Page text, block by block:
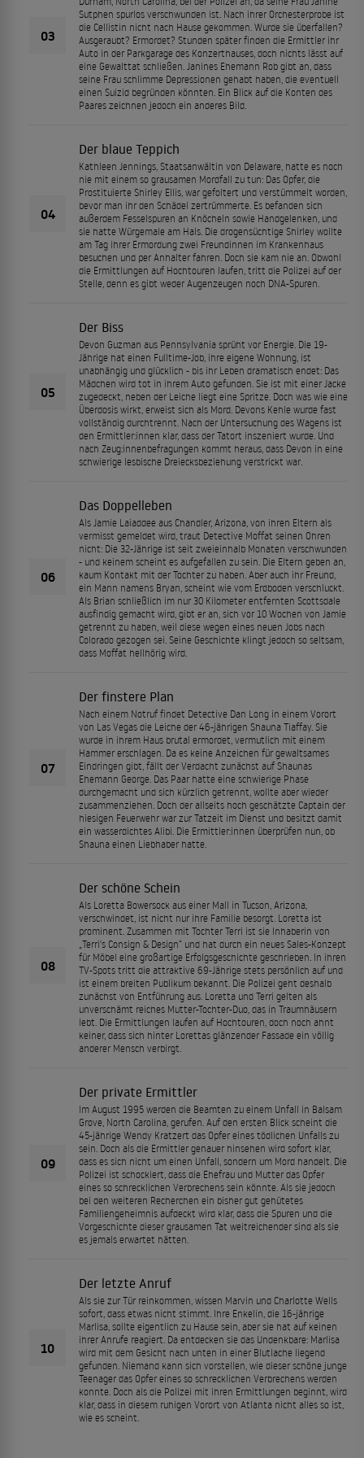
03
Sutphen spurlos verschwunden ist. Nach ihrer Orchesterprobe ist
die Cellistin nicht nach Hause gekommen. Wurde sie überfallen?
Ausgeraubt? Ermordet? Stunden später finden die Ermittler ihr
Auto in der Parkgarage des Konzerthauses, doch nichts lässt auf
eine Gewalttat schließen. Janines Ehemann Rob gibt an, dass
seine Frau schlimme Depressionen gehabt haben, die eventuell
einen Suizid begründen könnten. Ein Blick auf die Konten des
Paares zeichnen jedoch ein anderes Bild.
04
Der blaue Teppich
Kathleen Jennings, Staatsanwältin von Delaware, hatte es noch
nie mit einem so grausamen Mordfall zu tun: Das Opfer, die
Prostituierte Shirley Ellis, war gefoltert und verstümmelt worden,
bevor man ihr den Schädel zertrümmerte. Es befanden sich
außerdem Fesselspuren an Knöcheln sowie Handgelenken, und
sie hatte Würgemale am Hals. Die drogensüchtige Shirley wollte
am Tag ihrer Ermordung zwei Freundinnen im Krankenhaus
besuchen und per Anhalter fahren. Doch sie kam nie an. Obwohl
die Ermittlungen auf Hochtouren laufen, tritt die Polizei auf der
Stelle, denn es gibt weder Augenzeugen noch DNA-Spuren.
05
Der Biss
Devon Guzman aus Pennsylvania sprüht vor Energie. Die 19-
Jährige hat einen Fulltime-Job, ihre eigene Wohnung, ist
unabhängig und glücklich - bis ihr Leben dramatisch endet: Das
Mädchen wird tot in ihrem Auto gefunden. Sie ist mit einer Jacke
zugedeckt, neben der Leiche liegt eine Spritze. Doch was wie eine
Überdosis wirkt, erweist sich als Mord. Devons Kehle wurde fast
vollständig durchtrennt. Nach der Untersuchung des Wagens ist
den Ermittler:innen klar, dass der Tatort inszeniert wurde. Und
nach Zeug:innenbefragungen kommt heraus, dass Devon in eine
schwierige lesbische Dreiecksbeziehung verstrickt war.
06
Das Doppelleben
Als Jamie Laiaddee aus Chandler, Arizona, von ihren Eltern als
vermisst gemeldet wird, traut Detective Moffat seinen Ohren
nicht: Die 32-Jährige ist seit zweieinhalb Monaten verschwunden
- und keinem scheint es aufgefallen zu sein. Die Eltern geben an,
kaum Kontakt mit der Tochter zu haben. Aber auch ihr Freund,
ein Mann namens Bryan, scheint wie vom Erdboden verschluckt.
Als Brian schließlich im nur 30 Kilometer entfernten Scottsdale
ausfindig gemacht wird, gibt er an, sich vor 10 Wochen von Jamie
getrennt zu haben, weil diese wegen eines neuen Jobs nach
Colorado gezogen sei. Seine Geschichte klingt jedoch so seltsam,
dass Moffat hellhörig wird.
07
Der finstere Plan
Nach einem Notruf findet Detective Dan Long in einem Vorort
von Las Vegas die Leiche der 46-jährigen Shauna Tiaffay. Sie
wurde in ihrem Haus brutal ermordet, vermutlich mit einem
Hammer erschlagen. Da es keine Anzeichen für gewaltsames
Eindringen gibt, fällt der Verdacht zunächst auf Shaunas
Ehemann George. Das Paar hatte eine schwierige Phase
durchgemacht und sich kürzlich getrennt, wollte aber wieder
zusammenziehen. Doch der allseits hoch geschätzte Captain der
hiesigen Feuerwehr war zur Tatzeit im Dienst und besitzt damit
ein wasserdichtes Alibi. Die Ermittler:innen überprüfen nun, ob
Shauna einen Liebhaber hatte.
08
Der schöne Schein
Als Loretta Bowersock aus einer Mall in Tucson, Arizona,
verschwindet, ist nicht nur ihre Familie besorgt. Loretta ist
prominent. Zusammen mit Tochter Terri ist sie Inhaberin von
„Terri's Consign & Design“ und hat durch ein neues Sales-Konzept
für Möbel eine großartige Erfolgsgeschichte geschrieben. In ihren
TV-Spots tritt die attraktive 69-Jährige stets persönlich auf und
ist einem breiten Publikum bekannt. Die Polizei geht deshalb
zunächst von Entführung aus. Loretta und Terri gelten als
unverschämt reiches Mutter-Tochter-Duo, das in Traumhäusern
lebt. Die Ermittlungen laufen auf Hochtouren, doch noch ahnt
keiner, dass sich hinter Lorettas glänzender Fassade ein völlig
anderer Mensch verbirgt.
09
Der private Ermittler
Im August 1995 werden die Beamten zu einem Unfall in Balsam
Grove, North Carolina, gerufen. Auf den ersten Blick scheint die
45-jährige Wendy Kratzert das Opfer eines tödlichen Unfalls zu
sein. Doch als die Ermittler genauer hinsehen wird sofort klar,
dass es sich nicht um einen Unfall, sondern um Mord handelt. Die
Polizei ist schockiert, dass die Ehefrau und Mutter das Opfer
eines so schrecklichen Verbrechens sein könnte. Als sie jedoch
bei den weiteren Recherchen ein bisher gut gehütetes
Familiengeheimnis aufdeckt wird klar, dass die Spuren und die
Vorgeschichte dieser grausamen Tat weitreichender sind als sie
es jemals erwartet hätten.
10
Der letzte Anruf
Als sie zur Tür reinkommen, wissen Marvin und Charlotte Wells
sofort, dass etwas nicht stimmt. Ihre Enkelin, die 16-jährige
Marlisa, sollte eigentlich zu Hause sein, aber sie hat auf keinen
ihrer Anrufe reagiert. Da entdecken sie das Undenkbare: Marlisa
wird mit dem Gesicht nach unten in einer Blutlache liegend
gefunden. Niemand kann sich vorstellen, wie dieser schöne junge
Teenager das Opfer eines so schrecklichen Verbrechens werden
konnte. Doch als die Polizei mit ihren Ermittlungen beginnt, wird
klar, dass in diesem ruhigen Vorort von Atlanta nicht alles so ist,
wie es scheint.